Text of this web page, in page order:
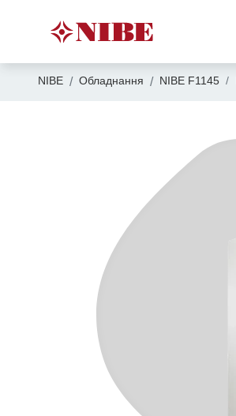
NIBE Обладнання NIBE F1145